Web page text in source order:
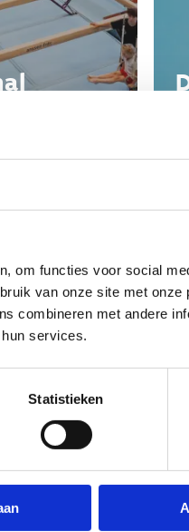
om functies voor social
van onze site met onze
combineren met andere
services.
Statistieken